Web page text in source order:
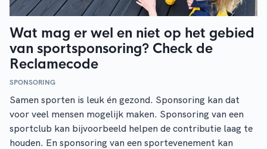
Wat mag er wel en niet op het gebied
van sportsponsoring? Check de
Reclamecode
SPONSORING
Samen sporten is leuk én gezond. Sponsoring kan dat
voor veel mensen mogelijk maken. Sponsoring van een
sportclub kan bijvoorbeeld helpen de contributie laag te
houden. En sponsoring van een sportevenement kan